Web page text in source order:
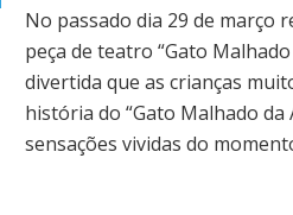
No passado dia 29 de março
peça de teatro “Gato
divertida que as crianças
história do “Gato Malhado da
sensações vividas do